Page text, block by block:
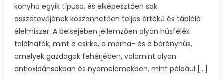
konyha egyik típusa, és elképesztően sok
összetevőjének köszönhetően teljes értékű és tápláló
élelmiszer. A belsejében jellemzően olyan húsfélék
találhatók, mint a csirke, a marha- és a bárányhús,
amelyek gazdagok fehérjében, valamint olyan
antioxidánsokban és nyomelemekben, mint például […]